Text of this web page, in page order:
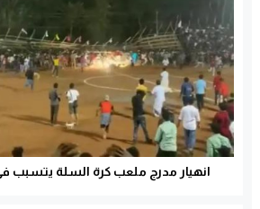
انهيار مدرج ملعب كرة السلة يتسبب في